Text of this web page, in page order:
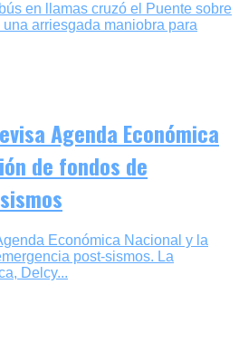
en llamas cruzó el Puente sobre
arriesgada maniobra para
Agenda Económica
de fondos de
Económica Nacional y la
post-sismos. La
Delcy...